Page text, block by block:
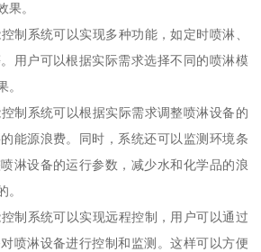
果。
制系统可以实现多种功能，如定时喷淋、
用户可以根据实际需求选择不同的喷淋模
。
制系统可以根据实际需求调整喷淋设备的
能源浪费。同时，系统还可以监测环境条
淋设备的运行参数，减少水和化学品的浪
。
制系统可以实现远程控制，用户可以通过
喷淋设备进行控制和监测。这样可以方便